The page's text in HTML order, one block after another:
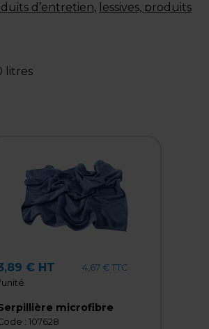
d’entretien, lessives, produits
litres
€ HT
4,67 € TTC
microfibre
: 107628